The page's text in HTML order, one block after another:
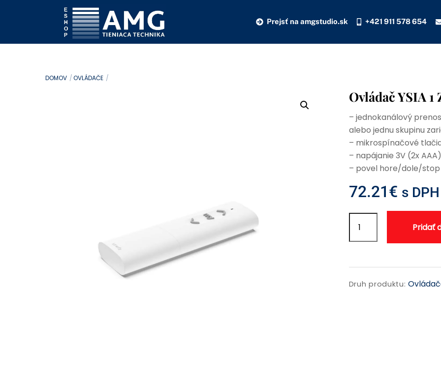
Prejsť na amgstudio.sk +421 911 578 654
DOMOV OVLÁDAČE
Ovládač YSIA 1
– jednokanálový
alebo jednu skupinu
– mikrospínačové
– napájanie 3V (2x AAA)
– povel hore/dole/
72.21€ s DPH
Ovládač
YSIA
Zigbee
Pridať
Druh produktu: